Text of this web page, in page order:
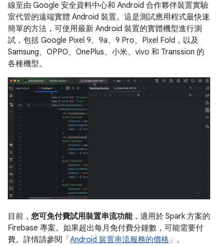
線至由 Google 安全資料中心和 Android 合作夥伴裝置實驗
室代管的遠端實體 Android 裝置。這是測試應用程式最快速
簡單的方法，可使用最新 Android 裝置的實體機型進行測
試，包括 Google Pixel 9、9a、9 Pro、Pixel Fold，以及
Samsung、OPPO、OnePlus、小米、vivo 和 Transsion 的
各種機型。
目前， 您可免付費試用裝置串流功能，適用於 Spark 方案的
Firebase 專案。如果超出每月免付費分鐘數，可能需要付
費。詳情請參閱「Android 裝置串流服務的價格 」。